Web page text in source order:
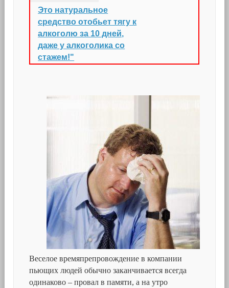
Это натуральное
средство отобьет тягу к
алкоголю за 10 дней,
даже у алкоголика со
стажем!"
Веселое времяпрепровождение в компании
пьющих людей обычно заканчивается всегда
одинаково – провал в памяти, а на утро